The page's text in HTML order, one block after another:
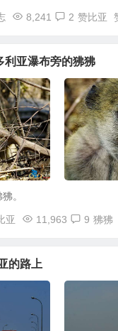
8,241 2 赞比亚
利亚瀑布旁的狒狒
。
亚 11,963 9 狒狒
的路上